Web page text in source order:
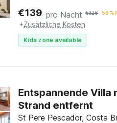
€139 pro Nacht €328 56 %
+Zusätzliche Kosten
Kids zone available
Entspannende Villa
Strand entfernt
St Pere Pescador, Costa